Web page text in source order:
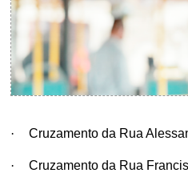
· Cruzamento da Rua
· Cruzamento da Rua